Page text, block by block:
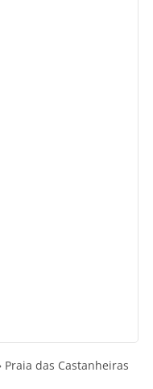
das Castanheiras